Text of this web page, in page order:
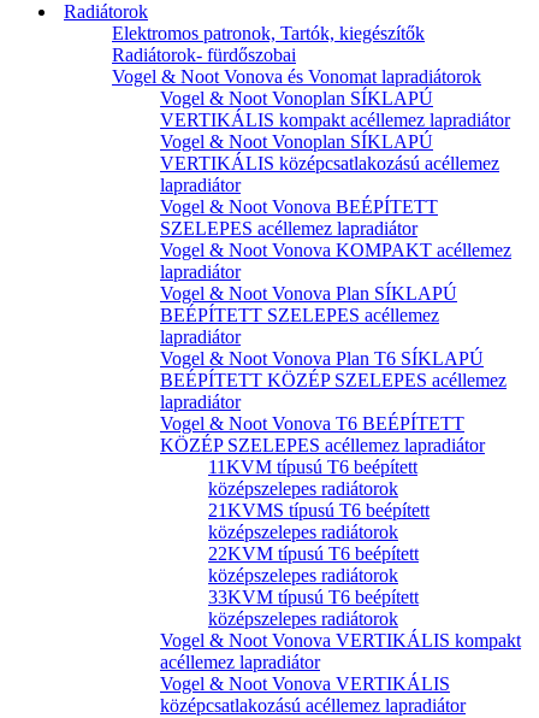
Radiátorok
Elektromos patronok, Tartók, kiegészítők
Radiátorok- fürdőszobai
Vogel & Noot Vonova és Vonomat lapradiátorok
Vogel & Noot Vonoplan SÍKLAPÚ
VERTIKÁLIS kompakt acéllemez lapradiátor
Vogel & Noot Vonoplan SÍKLAPÚ
VERTIKÁLIS középcsatlakozású acéllemez
lapradiátor
Vogel & Noot Vonova BEÉPÍTETT
SZELEPES acéllemez lapradiátor
Vogel & Noot Vonova KOMPAKT acéllemez
lapradiátor
Vogel & Noot Vonova Plan SÍKLAPÚ
BEÉPÍTETT SZELEPES acéllemez
lapradiátor
Vogel & Noot Vonova Plan T6 SÍKLAPÚ
BEÉPÍTETT KÖZÉP SZELEPES acéllemez
lapradiátor
Vogel & Noot Vonova T6 BEÉPÍTETT
KÖZÉP SZELEPES acéllemez lapradiátor
11KVM típusú T6 beépített
középszelepes radiátorok
21KVMS típusú T6 beépített
középszelepes radiátorok
22KVM típusú T6 beépített
középszelepes radiátorok
33KVM típusú T6 beépített
középszelepes radiátorok
Vogel & Noot Vonova VERTIKÁLIS kompakt
acéllemez lapradiátor
Vogel & Noot Vonova VERTIKÁLIS
középcsatlakozású acéllemez lapradiátor